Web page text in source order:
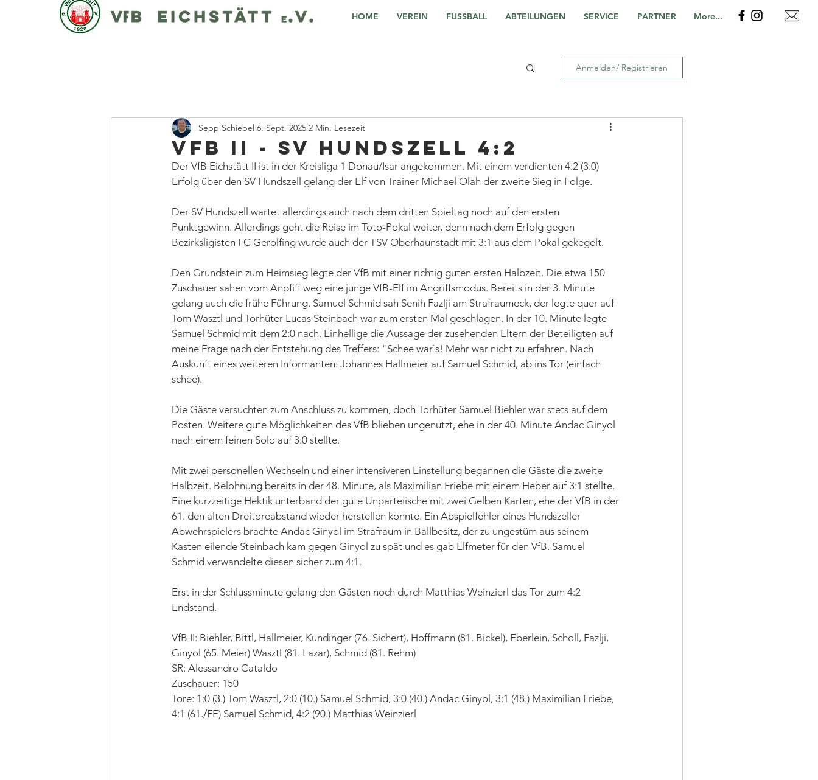
HOME VEREIN FUSSBALL ABTEILUNGEN SERVICE PARTNER More...
Anmelden/ Registrieren
VfB II - SV Hundszell 4:2
Sepp Schiebel 6. Sept. 2025 2 Min. Lesezeit
Der VfB Eichstätt II ist in der Kreisliga 1 Donau/Isar angekommen. Mit einem verdienten 4:2 (3:0)
Erfolg über den SV Hundszell gelang der Elf von Trainer Michael Olah der zweite Sieg in Folge.
Der SV Hundszell wartet allerdings auch nach dem dritten Spieltag noch auf den ersten
Punktgewinn. Allerdings geht die Reise im Toto-Pokal weiter, denn nach dem Erfolg gegen
Bezirksligisten FC Gerolfing wurde auch der TSV Oberhaunstadt mit 3:1 aus dem Pokal gekegelt.
Den Grundstein zum Heimsieg legte der VfB mit einer richtig guten ersten Halbzeit. Die etwa 150
Zuschauer sahen vom Anpfiff weg eine junge VfB-Elf im Angriffsmodus. Bereits in der 3. Minute
gelang auch die frühe Führung. Samuel Schmid sah Senih Fazlji am Strafraumeck, der legte quer auf
Tom Wasztl und Torhüter Lucas Steinbach war zum ersten Mal geschlagen. In der 10. Minute legte
Samuel Schmid mit dem 2:0 nach. Einhellige die Aussage der zusehenden Eltern der Beteiligten auf
meine Frage nach der Entstehung des Treffers: "Schee war`s! Mehr war nicht zu erfahren. Nach
Auskunft eines weiteren Informanten: Johannes Hallmeier auf Samuel Schmid, ab ins Tor (einfach
schee).
Die Gäste versuchten zum Anschluss zu kommen, doch Torhüter Samuel Biehler war stets auf dem
Posten. Weitere gute Möglichkeiten des VfB blieben ungenutzt, ehe in der 40. Minute Andac Ginyol
nach einem feinen Solo auf 3:0 stellte.
Mit zwei personellen Wechseln und einer intensiveren Einstellung begannen die Gäste die zweite
Halbzeit. Belohnung bereits in der 48. Minute, als Maximilian Friebe mit einem Heber auf 3:1 stellte.
Eine kurzzeitige Hektik unterband der gute Unparteiische mit zwei Gelben Karten, ehe der VfB in der
61. den alten Dreitoreabstand wieder herstellen konnte. Ein Abspielfehler eines Hundszeller
Abwehrspielers brachte Andac Ginyol im Strafraum in Ballbesitz, der zu ungestüm aus seinem
Kasten eilende Steinbach kam gegen Ginyol zu spät und es gab Elfmeter für den VfB. Samuel
Schmid verwandelte diesen sicher zum 4:1.
Erst in der Schlussminute gelang den Gästen noch durch Matthias Weinzierl das Tor zum 4:2
Endstand.
VfB II: Biehler, Bittl, Hallmeier, Kundinger (76. Sichert), Hoffmann (81. Bickel), Eberlein, Scholl, Fazlji,
Ginyol (65. Meier) Wasztl (81. Lazar), Schmid (81. Rehm)
SR: Alessandro Cataldo
Zuschauer: 150
Tore: 1:0 (3.) Tom Wasztl, 2:0 (10.) Samuel Schmid, 3:0 (40.) Andac Ginyol, 3:1 (48.) Maximilian Friebe,
4:1 (61./FE) Samuel Schmid, 4:2 (90.) Matthias Weinzierl